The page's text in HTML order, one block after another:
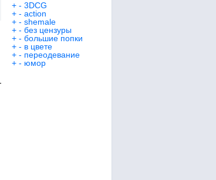
+ - 3DCG
+ - action
+ - shemale
+ - без цензуры
+ - большие попки
+ - в цвете
+ - переодевание
+ - юмор